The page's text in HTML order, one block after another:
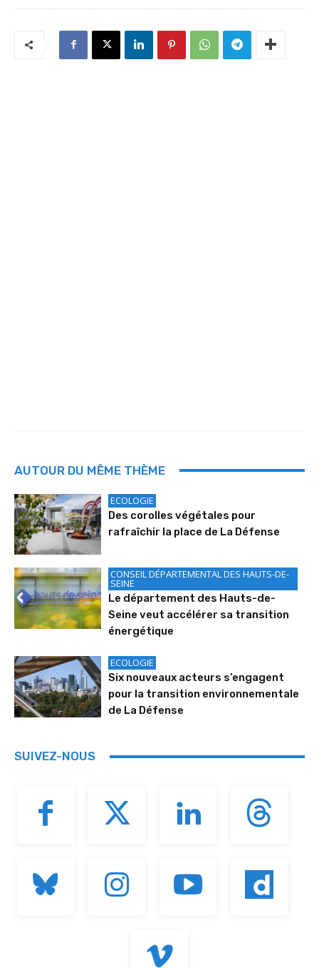
AUTOUR DU MÊME THÈME
ECOLOGIE
Des corolles végétales pour
rafraîchir la place de La Défense
CONSEIL DÉPARTEMENTAL DES HAUTS-DE-
SEINE
Le département des Hauts-de-
Seine veut accélérer sa transition
énergétique
ECOLOGIE
Six nouveaux acteurs s’engagent
pour la transition environnementale
de La Défense
SUIVEZ-NOUS